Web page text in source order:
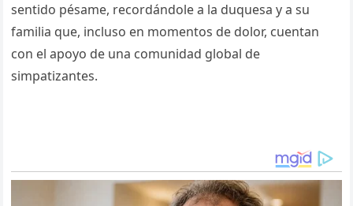
sentido pésame, recordándole a la duquesa y a su
familia que, incluso en momentos de dolor, cuentan
con el apoyo de una comunidad global de
simpatizantes.